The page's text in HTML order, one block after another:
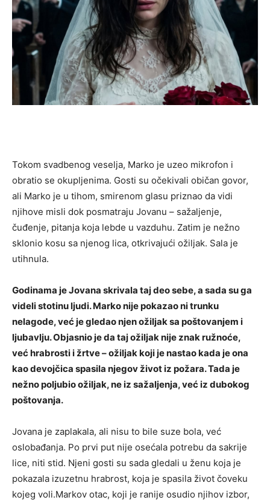
Tokom svadbenog veselja, Marko je uzeo mikrofon i
obratio se okupljenima. Gosti su očekivali običan govor,
ali Marko je u tihom, smirenom glasu priznao da vidi
njihove misli dok posmatraju Jovanu – sažaljenje,
čuđenje, pitanja koja lebde u vazduhu. Zatim je nežno
sklonio kosu sa njenog lica, otkrivajući ožiljak. Sala je
utihnula.
Godinama je Jovana skrivala taj deo sebe, a sada su ga
videli stotinu ljudi. Marko nije pokazao ni trunku
nelagode, već je gledao njen ožiljak sa poštovanjem i
ljubavlju. Objasnio je da taj ožiljak nije znak ružnoće,
već hrabrosti i žrtve – ožiljak koji je nastao kada je ona
kao devojčica spasila njegov život iz požara. Tada je
nežno poljubio ožiljak, ne iz sažaljenja, već iz dubokog
poštovanja.
Jovana je zaplakala, ali nisu to bile suze bola, već
oslobađanja. Po prvi put nije osećala potrebu da sakrije
lice, niti stid. Njeni gosti su sada gledali u ženu koja je
pokazala izuzetnu hrabrost, koja je spasila život čoveku
kojeg voli.Markov otac, koji je ranije osudio njihov izbor,